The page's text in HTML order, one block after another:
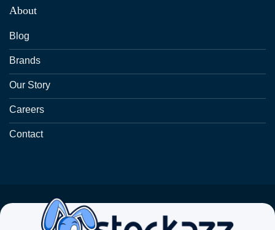
About
Blog
Brands
Our Story
Careers
Contact